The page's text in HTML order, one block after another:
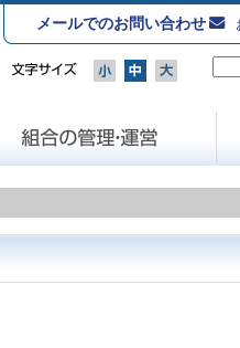
メールでのお問い合わせ